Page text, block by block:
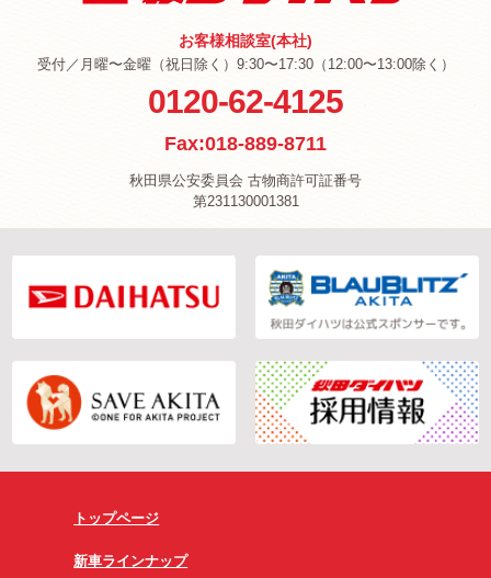
お客様相談室(本社)
受付／月曜〜金曜（祝日除く）9:30〜17:30（12:00〜13:00除く）
0120-62-4125
Fax:018-889-8711
秋田県公安委員会 古物商許可証番号
第231130001381
トップページ
新車ラインナップ